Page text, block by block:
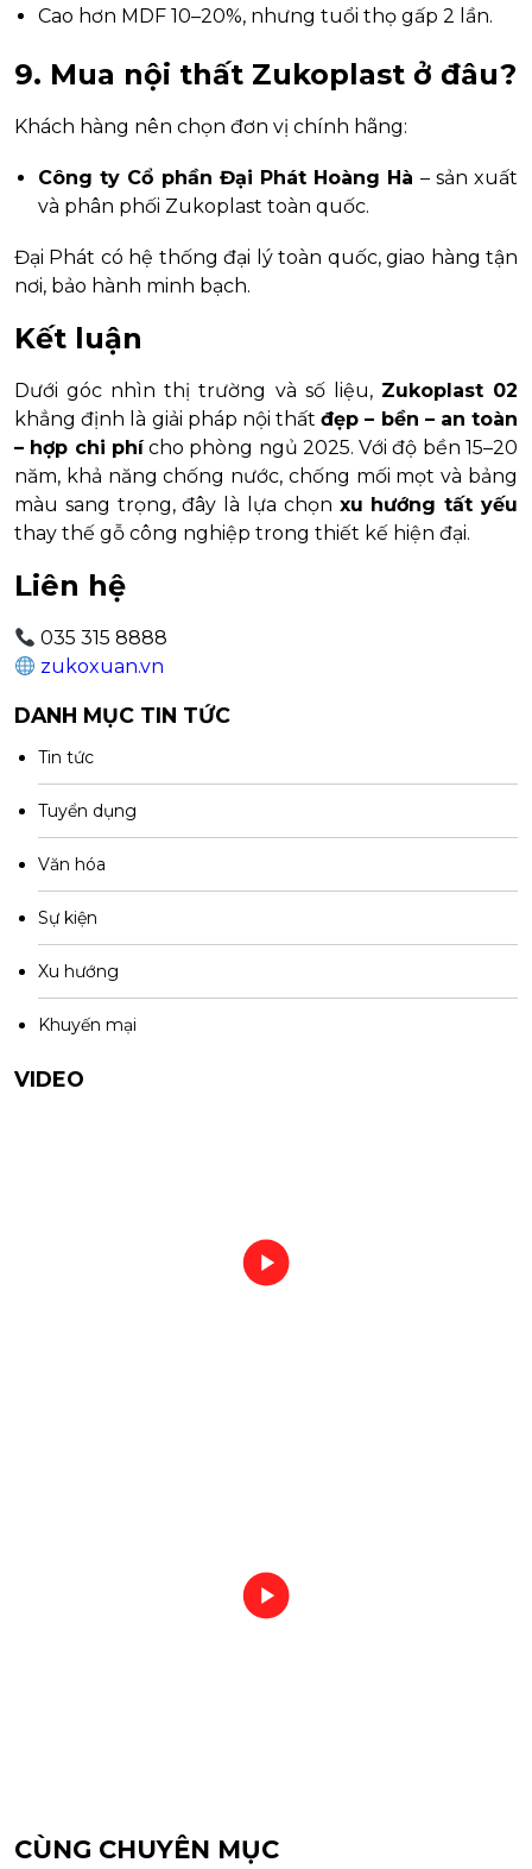
Cao hơn MDF 10–20%, nhưng tuổi thọ gấp 2 lần.
9. Mua nội thất Zukoplast ở đâu?
Khách hàng nên chọn đơn vị chính hãng:
Công ty Cổ phần Đại Phát Hoàng Hà – sản xuất
và phân phối Zukoplast toàn quốc.
Đại Phát có hệ thống đại lý toàn quốc, giao hàng tận
nơi, bảo hành minh bạch.
Kết luận
Dưới góc nhìn thị trường và số liệu, Zukoplast 02
khẳng định là giải pháp nội thấtđẹp – bền – an toàn
– hợp chi phícho phòng ngủ 2025. Với độ bền 15–20
năm, khả năng chống nước, chống mối mọt và bảng
màu sang trọng, đây là lựa chọn xu hướng tất yếu
thay thế gỗ công nghiệp trong thiết kế hiện đại.
Liên hệ
035 315 8888
zukoxuan.vn
DANH MỤC TIN TỨC
Tin tức
Tuyển dụng
Văn hóa
Sự kiện
Xu hướng
Khuyến mại
VIDEO
CÙNG CHUYÊN MỤC